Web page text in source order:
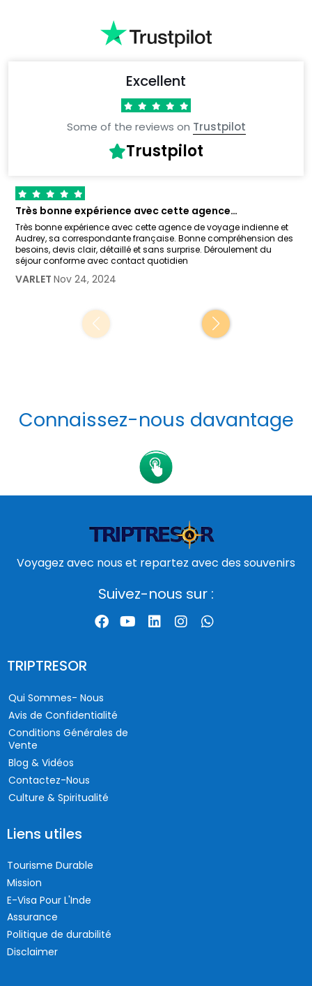
Excellent
Some of the reviews on Trustpilot
Trustpilot
Très bonne expérience avec cette agence…
Très bonne expérience avec cette agence de voyage indienne et
Audrey, sa correspondante française. Bonne compréhension des
besoins, devis clair, détaillé et sans surprise. Déroulement du
séjour conforme avec contact quotidien
VARLET Nov 24, 2024
Connaissez-nous davantage
Voyagez avec nous et repartez avec des souvenirs
Suivez-nous sur :
TRIPTRESOR
Qui Sommes- Nous
Avis de Confidentialité
Conditions Générales de
Vente
Blog & Vidéos
Contactez-Nous
Culture & Spiritualité
Liens utiles
Tourisme Durable
Mission
E-Visa Pour L'Inde
Assurance
Politique de durabilité
Disclaimer